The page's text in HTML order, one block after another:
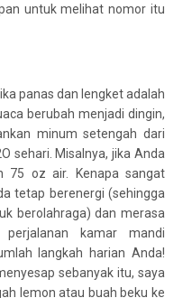
untuk melihat nomor itu
panas dan lengket adalah
berubah menjadi dingin,
minum setengah dari
sehari. Misalnya, jika Anda
75 oz air. Kenapa sangat
tetap berenergi (sehingga
berolahraga) dan merasa
kamar mandi
langkah harian Anda!
sebanyak itu, saya
lemon atau buah beku ke